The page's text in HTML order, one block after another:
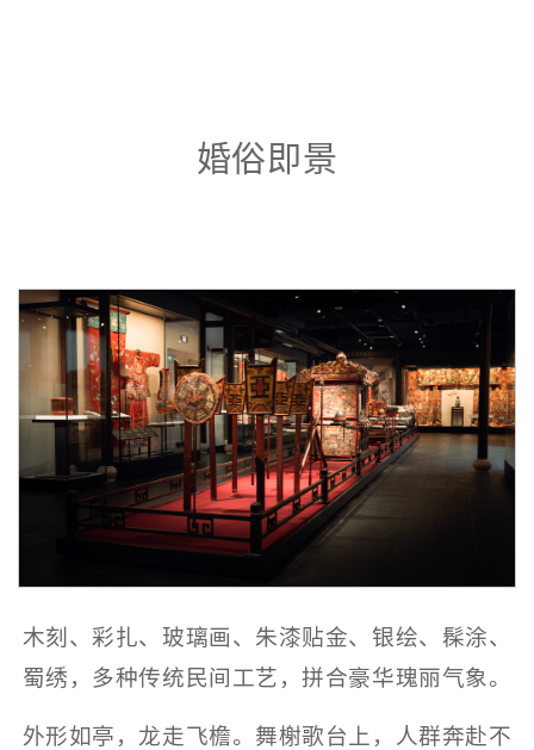
婚俗即景
木刻、彩扎、玻璃画、朱漆贴金、银绘、髹涂、
蜀绣，多种传统民间工艺，拼合豪华瑰丽气象。
外形如亭，龙走飞檐。舞榭歌台上，人群奔赴不